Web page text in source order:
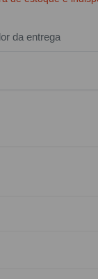
da entrega